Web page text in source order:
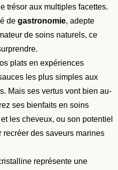
trésor aux multiples facettes.
de gastronomie, adepte
de soins naturels, ce
plats en expériences
les plus simples aux
Mais ses vertus vont bien au-
ses bienfaits en soins
les cheveux, ou son potentiel
des saveurs marines
représente une